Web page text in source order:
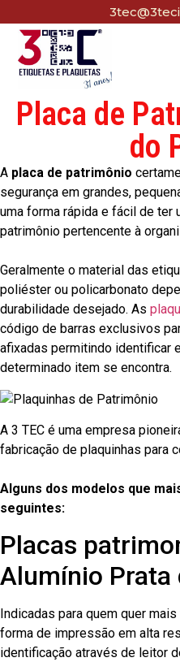
Placa de
do
A placa de patrimônio
segurança em grandes,
uma forma rápida e fácil de
patrimônio pertencente à
Geralmente o material das
poliéster ou policarbonato
durabilidade desejado. As
código de barras exclusivos
afixadas permitindo identificar
determinado item se encontra.
A 3 TEC é uma empresa
fabricação de plaquinhas para
Alguns dos modelos que
seguintes:
Placas
Alumínio Prata
Indicadas para quem quer
forma de impressão em alta
identificação através de leitor